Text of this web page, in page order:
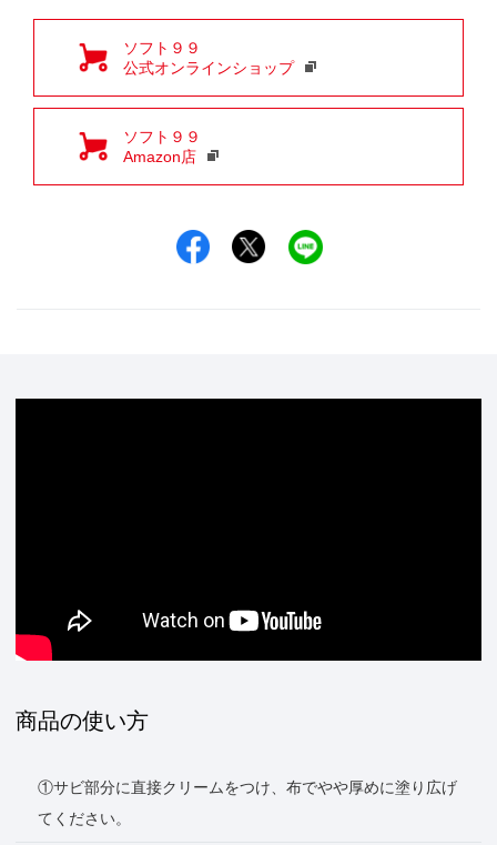
ソフト９９
公式オンラインショップ
ソフト９９
Amazon店
Facebookでシェア
XでシェアLINEでシェア
商品の使い方
①サビ部分に直接クリームをつけ、布でやや厚めに塗り広げ
てください。